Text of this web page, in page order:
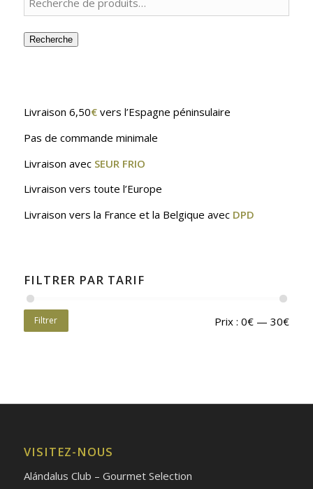
Recherche
Livraison 6,50€vers l’Espagne péninsulaire
Pas de commande minimale
Livraison avec SEUR FRIO
Livraison vers toute l’Europe
Livraison vers la France et la Belgique avec DPD
FILTRER PAR TARIF
Filtrer Prix :0€ —30€
VISITEZ-NOUS
Alándalus Club – Gourmet Selection